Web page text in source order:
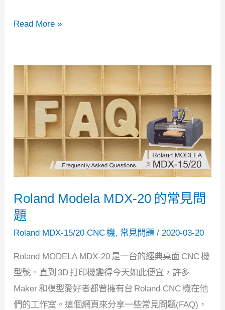
Postman
學:
Disqus
REST
API
例
研
究
–
OAuth
2.0
Read More »
Roland Modela MDX-20 的常見問
題
Roland MDX-15/20 CNC 機, 常見問題/ 2020-03-20
Roland MODELA MDX-20 是一台的經典桌面 CNC 機
型號。直到 3D 打印機變得今天如此便宜，許多
Maker 和模型愛好者都曾擁有台 Roland CNC 機在他
們的工作室。這個網頁來分享一些常見問題(FAQ)，